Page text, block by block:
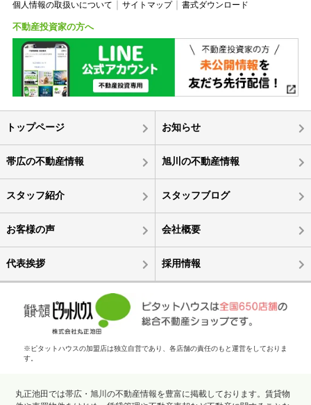
個人情報の取扱いについて
サイトマップ 書式ダウンロード
不動産投資家の方へ
トップページ お知らせ
帯広の不動産情報 旭川の不動産情報
スタッフ紹介 スタッフブログ
お客様の声 会社概要
代表挨拶 採用情報
※ピタットハウスの加盟店は独立自営であり、各店舗の責任のもと運営をしておりま
す。
丸正池田では帯広・旭川の不動産情報を豊富に掲載しております。賃貸物